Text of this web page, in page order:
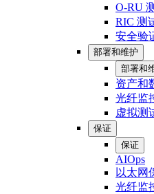
O-RU
RIC 测
安全验
部署和维护
部署和
资产和
光纤监
虚拟测
保证
保证
AIOps
以太网
光纤监